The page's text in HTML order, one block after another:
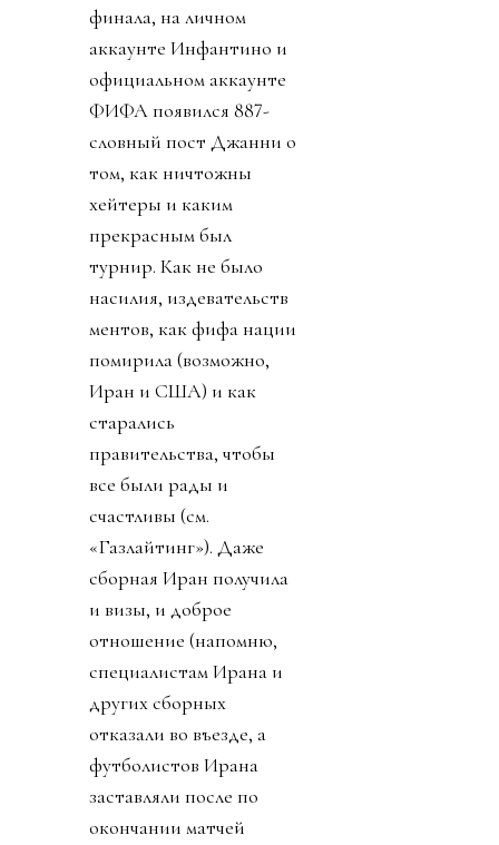
финала, на личном
аккаунте Инфантино и
официальном аккаунте
ФИФА появился 887-
словный пост Джанни о
том, как ничтожны
хейтеры и каким
прекрасным был
турнир. Как не было
насилия, издевательств
ментов, как фифа нации
помирила (возможно,
Иран и США) и как
старались
правительства, чтобы
все были рады и
счастливы (см.
«Газлайтинг»). Даже
сборная Иран получила
и визы, и доброе
отношение (напомню,
специалистам Ирана и
других сборных
отказали во въезде, а
футболистов Ирана
заставляли после по
окончании матчей